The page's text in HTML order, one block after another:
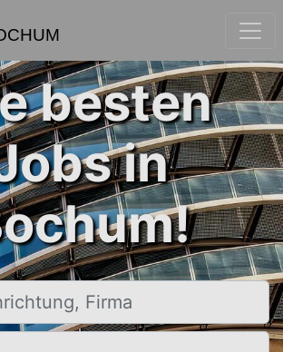
besten
in
Firma